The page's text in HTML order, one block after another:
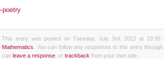
poetry
This entry was posted on Tuesday, July 3rd, 2012 at 10:35
Mathematics . You can follow any responses to this entry
can leave a response , or trackback from your own site.